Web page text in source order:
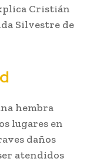
Cristián
Silvestre de
hembra
lugares en
daños
atendidos